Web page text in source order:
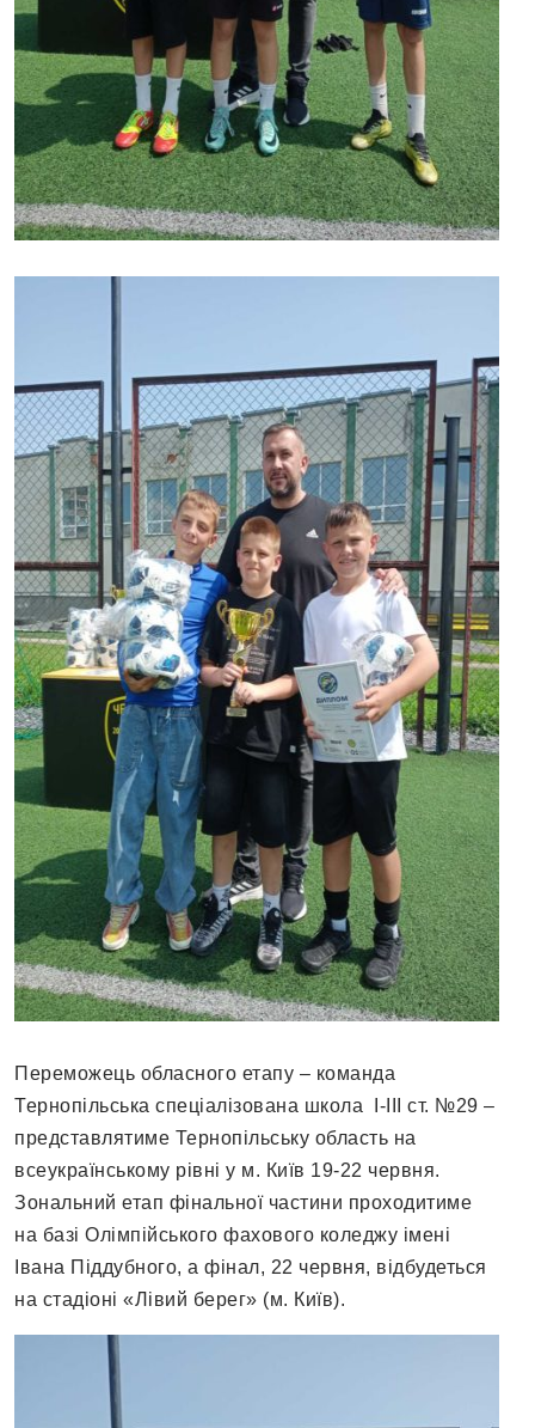
Переможець обласного етапу – команда
Тернопільська спеціалізована школа I-III ст. №29 –
представлятиме Тернопільську область на
всеукраїнському рівні у м. Київ 19-22 червня.
Зональний етап фінальної частини проходитиме
на базі Олімпійського фахового коледжу імені
Івана Піддубного, а фінал, 22 червня, відбудеться
на стадіоні «Лівий берег» (м. Київ).